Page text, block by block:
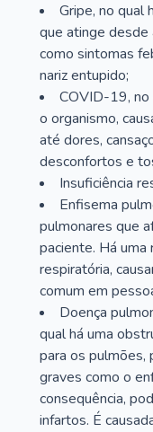
Gripe, no qual
que atinge
como sintomas
nariz entupido;
COVID-19, no
o organismo,
até dores,
desconfortos e
Insuficiência
Enfisema
pulmonares que
paciente. Há uma
respiratória,
comum em
Doença
qual há uma
para os pulmões,
graves como o
consequência,
infartos. É